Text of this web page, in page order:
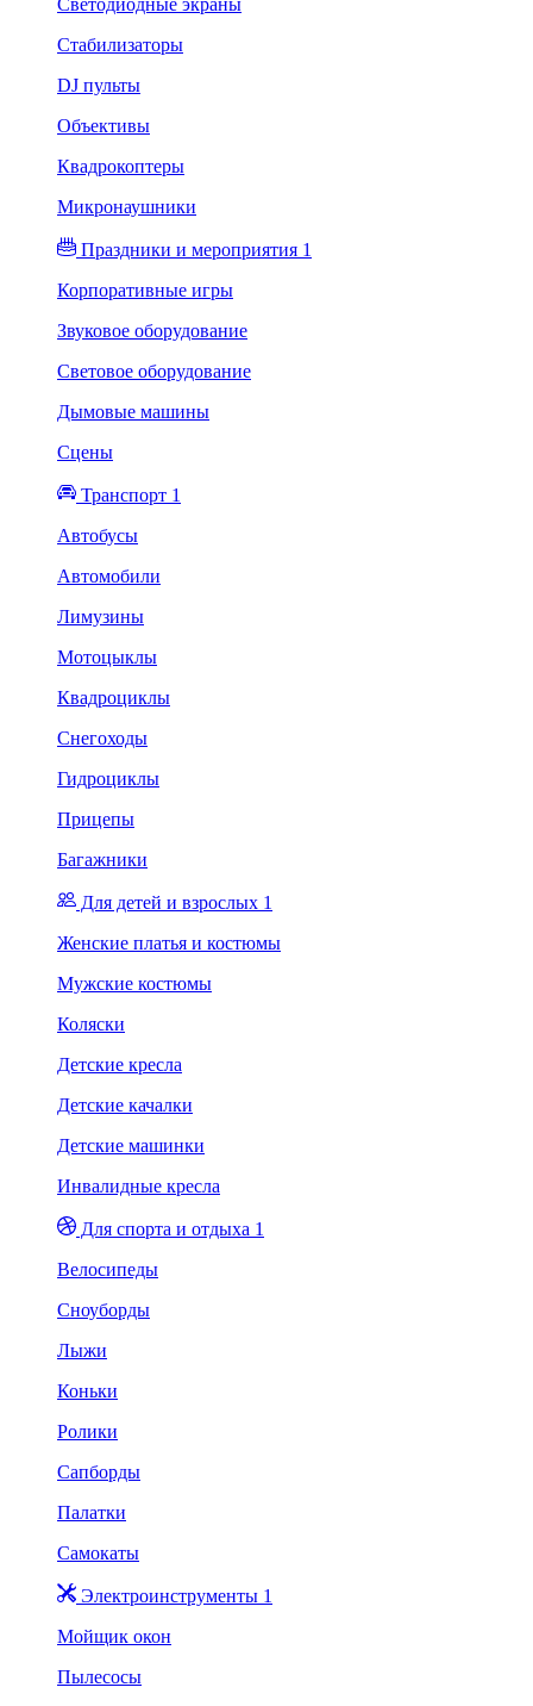
Светодиодные экраны
Стабилизаторы
DJ пульты
Объективы
Квадрокоптеры
Микронаушники
Праздники и мероприятия 1
Корпоративные игры
Звуковое оборудование
Световое оборудование
Дымовые машины
Сцены
Транспорт 1
Автобусы
Автомобили
Лимузины
Мотоцыклы
Квадроциклы
Снегоходы
Гидроциклы
Прицепы
Багажники
Для детей и взрослых 1
Женские платья и костюмы
Мужские костюмы
Коляски
Детские кресла
Детские качалки
Детские машинки
Инвалидные кресла
Для спорта и отдыха 1
Велосипеды
Сноуборды
Лыжи
Коньки
Ролики
Сапборды
Палатки
Самокаты
Электроинструменты 1
Мойщик окон
Пылесосы